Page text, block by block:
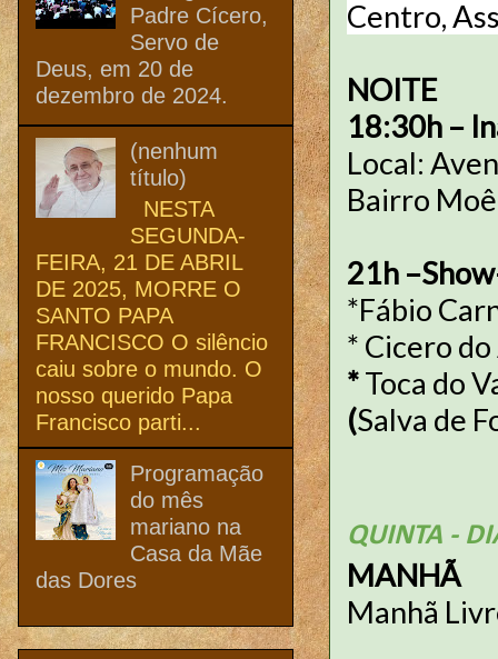
Centro,
NOITE
18:30h –
Local:
Bairro
21h
*Fábio
* Cicero
*Toca do
(Salva de
QUINTA -
MANHÃ
Manhã
Padre Cícero,
Servo de
Deus, em 20 de
dezembro de 2024.
(nenhum
título)
NESTA
SEGUNDA-
FEIRA, 21 DE ABRIL
DE 2025, MORRE O
SANTO PAPA
FRANCISCO O silêncio
caiu sobre o mundo. O
nosso querido Papa
Francisco parti...
Programação
do mês
mariano na
Casa da Mãe
das Dores